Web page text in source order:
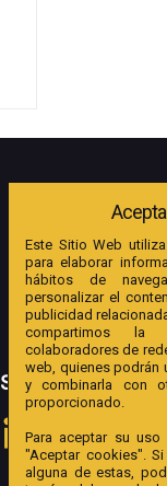
SOCIAL
Este Sitio Web
para elaborar
hábitos de
personalizar el
publicidad
compartimos la
colaboradores de
web, quienes podrán
y combinarla con
proporcionado.
Para aceptar su
"Aceptar cookies".
alguna de estas,